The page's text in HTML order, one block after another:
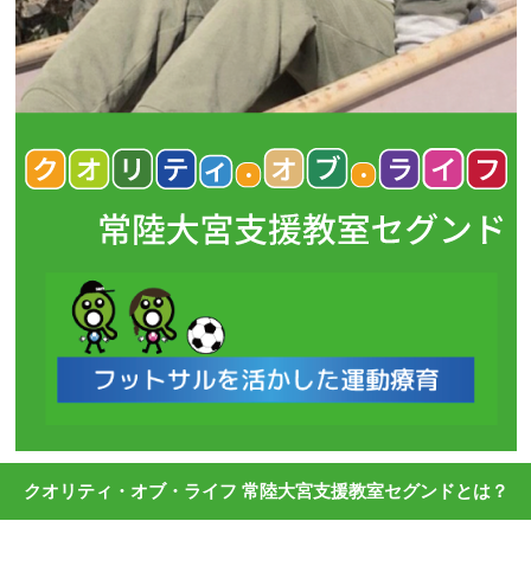
クオリティ・オブ・ライフ 常陸大宮支援教室セグンドとは？